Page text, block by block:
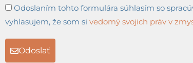
Odoslaním tohto formulára súhlasím so
vyhlasujem, že som si vedomý svojich práv v
Odoslať